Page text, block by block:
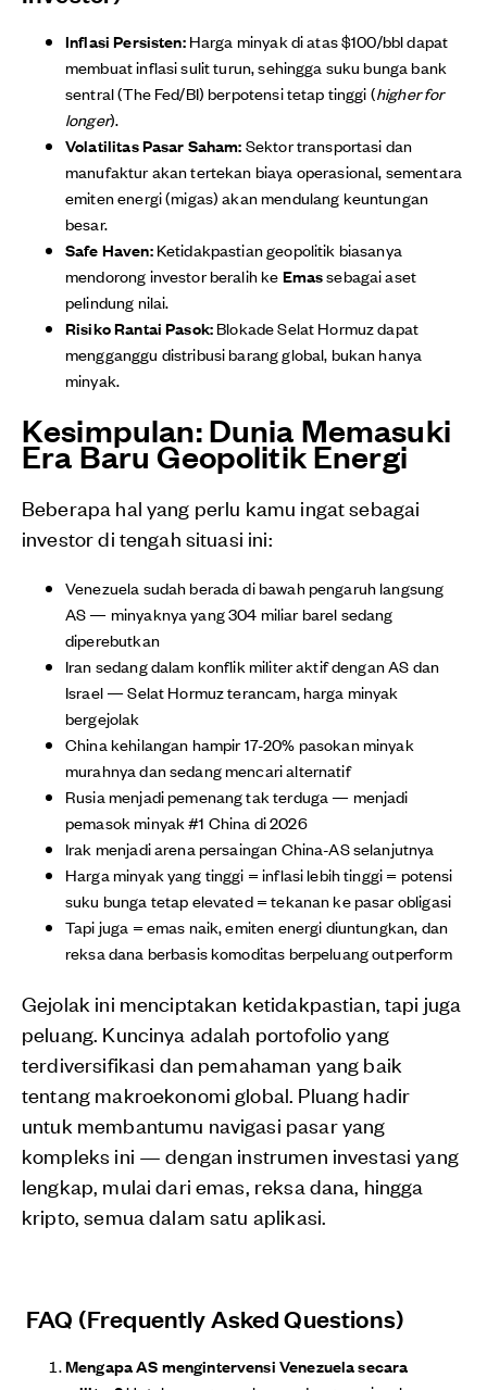
Inflasi Persisten:Harga minyak di atas $100/bbl dapat
membuat inflasi sulit turun, sehingga suku bunga bank
sentral (The Fed/BI) berpotensi tetap tinggi (higher for
longer).
Volatilitas Pasar Saham:Sektor transportasi dan
manufaktur akan tertekan biaya operasional, sementara
emiten energi (migas) akan mendulang keuntungan
besar.
Safe Haven:Ketidakpastian geopolitik biasanya
mendorong investor beralih keEmassebagai aset
pelindung nilai.
Risiko Rantai Pasok:Blokade Selat Hormuz dapat
mengganggu distribusi barang global, bukan hanya
minyak.
Kesimpulan: Dunia Memasuki
Era Baru Geopolitik Energi
Beberapa hal yang perlu kamu ingat sebagai
investor di tengah situasi ini:
Venezuela sudah berada di bawah pengaruh langsung
AS — minyaknya yang 304 miliar barel sedang
diperebutkan
Iran sedang dalam konflik militer aktif dengan AS dan
Israel — Selat Hormuz terancam, harga minyak
bergejolak
China kehilangan hampir 17-20% pasokan minyak
murahnya dan sedang mencari alternatif
Rusia menjadi pemenang tak terduga — menjadi
pemasok minyak #1 China di 2026
Irak menjadi arena persaingan China-AS selanjutnya
Harga minyak yang tinggi = inflasi lebih tinggi = potensi
suku bunga tetap elevated = tekanan ke pasar obligasi
Tapi juga = emas naik, emiten energi diuntungkan, dan
reksa dana berbasis komoditas berpeluang outperform
Gejolak ini menciptakan ketidakpastian, tapi juga
peluang. Kuncinya adalah portofolio yang
terdiversifikasi dan pemahaman yang baik
tentang makroekonomi global. Pluang hadir
untuk membantumu navigasi pasar yang
kompleks ini — dengan instrumen investasi yang
lengkap, mulai dari emas, reksa dana, hingga
kripto, semua dalam satu aplikasi.
FAQ (Frequently Asked Questions)
Mengapa AS mengintervensi Venezuela secara